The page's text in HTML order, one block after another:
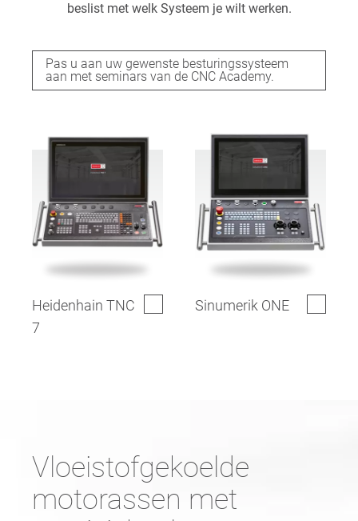
beslist met welk Systeem je wilt werken.
Pas u aan uw gewenste besturingssysteem
aan met seminars van de CNC Academy.
Heidenhain TNC
7
Sinumerik ONE
Vloeistofgekoelde
motorassen met